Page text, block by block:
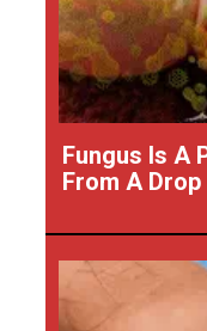
Fungus Is A
From A